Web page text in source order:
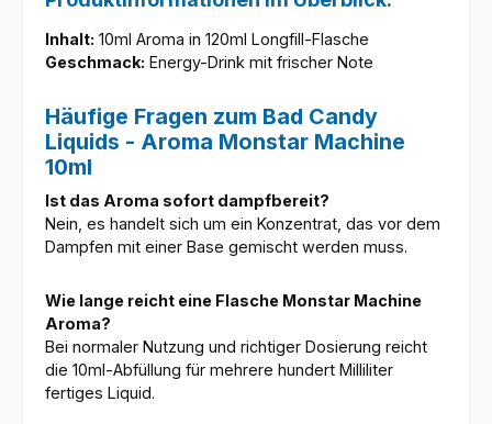
Inhalt: 10ml Aroma in 120ml Longfill-Flasche
Geschmack: Energy-Drink mit frischer Note
Häufige Fragen zum Bad Candy
Liquids - Aroma Monstar Machine
10ml
Ist das Aroma sofort dampfbereit?
Nein, es handelt sich um ein Konzentrat, das vor dem
Dampfen mit einer Base gemischt werden muss.
Wie lange reicht eine Flasche Monstar Machine
Aroma?
Bei normaler Nutzung und richtiger Dosierung reicht
die 10ml-Abfüllung für mehrere hundert Milliliter
fertiges Liquid.